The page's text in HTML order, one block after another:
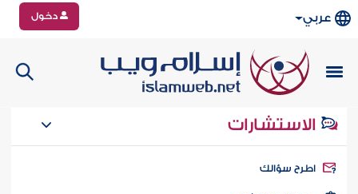
عربي دخول
الاستشارات